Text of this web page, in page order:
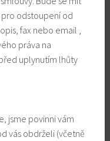
pro odstoupení od
fax nebo email ,
práva na
uplynutím lhůty
jsme povinni vám
vás obdrželi (včetně